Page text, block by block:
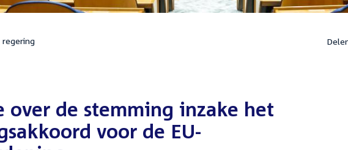
regering
over de stemming inzake het
voor de EU-